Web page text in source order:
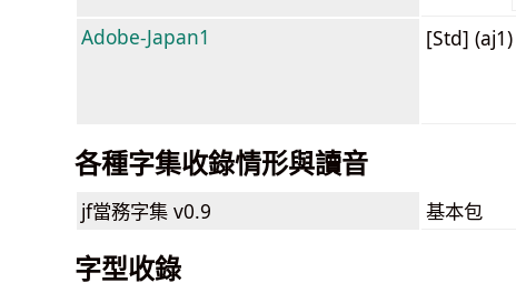
Adobe-Japan1 [Std] (aj1)
各種字集收錄情形與讀音
jf當務字集 v0.9 基本包
字型收錄